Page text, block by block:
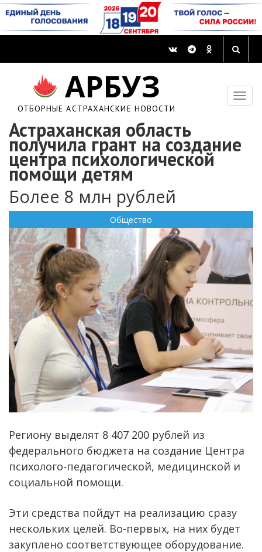
АРБУЗ
ОТБОРНЫЕ АСТРАХАНСКИЕ НОВОСТИ
Астраханская область
получила грант на создание
центра психологической
помощи детям
Более 8 млн рублей
Общество
Региону выделят 8 407 200 рублей из
федерального бюджета на создание Центра
психолого-педагогической, медицинской и
социальной помощи.
Эти средства пойдут на реализацию сразу
нескольких целей. Во-первых, на них будет
закуплено соответствующее оборудование.